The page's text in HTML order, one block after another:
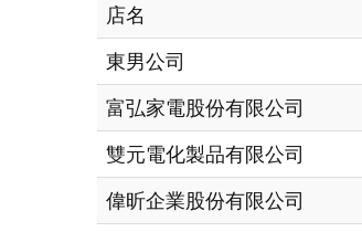
店名
東男公司
富弘家電股份有限公司
雙元電化製品有限公司
偉昕企業股份有限公司